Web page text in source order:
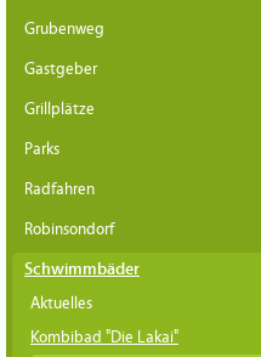
Grubenweg
Gastgeber
Grillplätze
Parks
Radfahren
Robinsondorf
Schwimmbäder
Aktuelles
Kombibad "Die Lakai"